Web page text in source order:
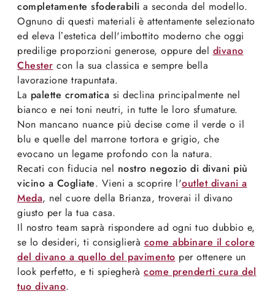
completamente sfoderabili a seconda del modello.
Ognuno di questi materiali è attentamente selezionato
ed eleva l’estetica dell'imbottito moderno che oggi
predilige proporzioni generose, oppure del divano
Chester con la sua classica e sempre bella
lavorazione trapuntata.
La palette cromatica si declina principalmente nel
bianco e nei toni neutri, in tutte le loro sfumature.
Non mancano nuance più decise come il verde o il
blu e quelle del marrone tortora e grigio, che
evocano un legame profondo con la natura.
Recati con fiducia nel nostro negozio di divani più
vicino a Cogliate. Vieni a scoprire l'outlet divani a
Meda, nel cuore della Brianza, troverai il divano
giusto per la tua casa.
Il nostro team saprà rispondere ad ogni tuo dubbio e,
se lo desideri, ti consiglierà come abbinare il colore
del divano a quello del pavimento per ottenere un
look perfetto, e ti spiegherà come prenderti cura del
tuo divano.